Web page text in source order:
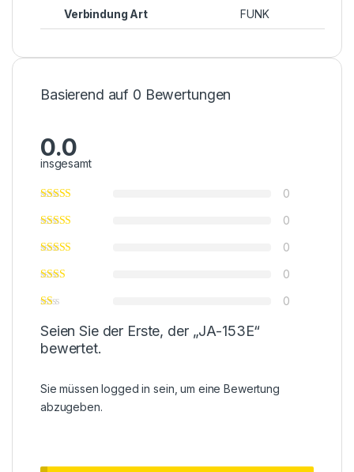
Verbindung Art FUNK
Basierend auf 0 Bewertungen
0.0
insgesamt
0
0
0
0
0
Seien Sie der Erste, der „JA-153E“
bewertet.
Sie müssenlogged in sein, um eine Bewertung
abzugeben.